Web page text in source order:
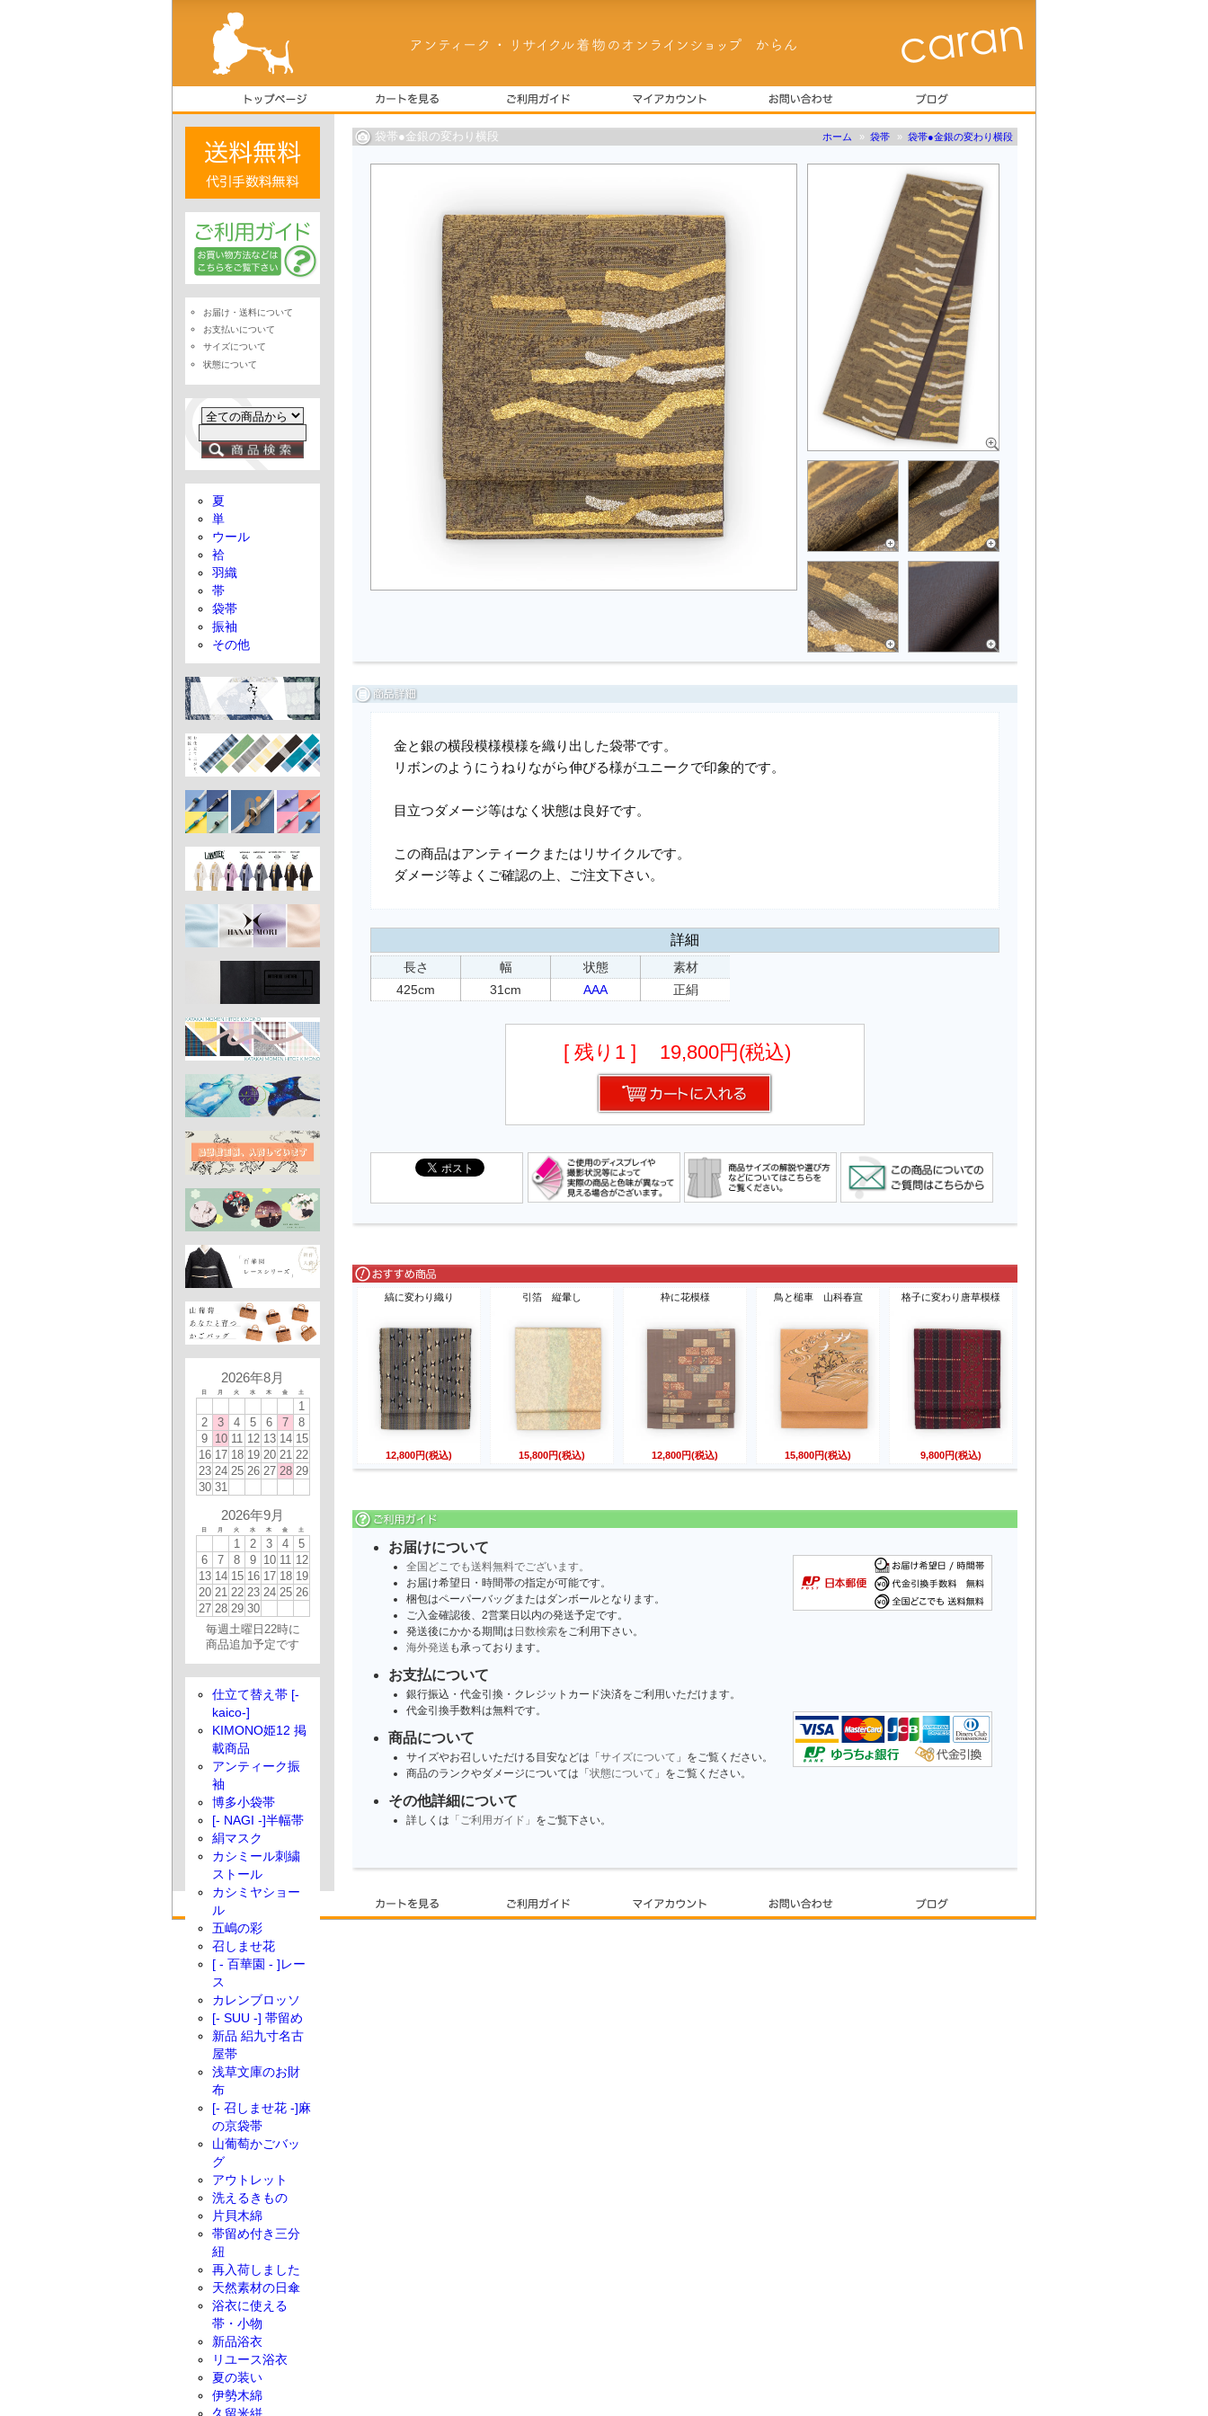
袋帯●金銀の変わり横段 ホーム » 袋帯 » 袋帯●金銀の変わり横段
金と銀の横段模様模様を織り出した袋帯です。
リボンのようにうねりながら伸びる様がユニークで印象的です。
目立つダメージ等はなく状態は良好です。
この商品はアンティークまたはリサイクルです。
ダメージ等よくご確認の上、ご注文下さい。
詳細
長さ
425cm
幅
31cm
状態
AAA
素材
正絹
[ 残り1 ] 19,800円(税込)
縞に変わり織り
12,800円(税込)
引箔 縦暈し
15,800円(税込)
枠に花模様
12,800円(税込)
鳥と槌車 山科春宣
15,800円(税込)
格子に変わり唐草模様
9,800円(税込)
お届けについて
全国どこでも送料無料でございます。
お届け希望日・時間帯の指定が可能です。
梱包はペーパーバッグまたはダンボールとなります。
ご入金確認後、2営業日以内の発送予定です。
発送後にかかる期間は 日数検索をご利用下さい。
海外発送 も承っております。
お支払について
銀行振込・代金引換・クレジットカード決済をご利用いただけます。
代金引換手数料は無料です。
商品について
サイズやお召しいただける目安などは「 サイズについて 」をご覧ください。
商品のランクやダメージについては「 状態について 」をご覧ください。
その他詳細について
詳しくは 「ご利用ガイド」 をご覧下さい。
お届け・送料について
お支払いについて
サイズについて
状態について
夏
単
ウール
袷
羽織
帯
袋帯
振袖
その他
2026年8月
日 月 火 水 木 金 土
1
2
3 4 5 6 7
8
9 10 11 12 13 14 15
16 17 18 19 20 21 22
23 24 25 26 27 28 29
30 31
2026年9月
日 月 火 水 木 金 土
1 2 3 4
5
6
7 8 9 10 11 12
13 14 15 16 17 18 19
20 21 22 23 24 25 26
27 28 29 30
毎週土曜日22時に
商品追加予定です
仕立て替え帯 [-
kaico-]
KIMONO姫12 掲
載商品
アンティーク振
袖
博多小袋帯
[- NAGI -]半幅帯
絹マスク
カシミール刺繍
ストール
カシミヤショー
ル
五嶋の彩
召しませ花
[ - 百華園 - ]レー
ス
カレンブロッソ
[- SUU -] 帯留め
新品 絽九寸名古
屋帯
浅草文庫のお財
布
[- 召しませ花 -]麻
の京袋帯
山葡萄かごバッ
グ
アウトレット
洗えるきもの
片貝木綿
帯留め付き三分
紐
再入荷しました
天然素材の日傘
浴衣に使える
帯・小物
新品浴衣
リユース浴衣
夏の装い
伊勢木綿